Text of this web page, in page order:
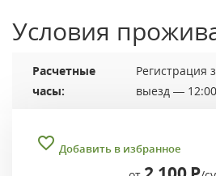
Условия
Расчетные
часы:
Регистрация
выезд — 12:00
Добавить в избранное